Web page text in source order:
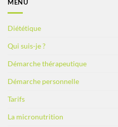
MENU
Diététique
Qui suis-je ?
Démarche thérapeutique
Démarche personnelle
Tarifs
La micronutrition